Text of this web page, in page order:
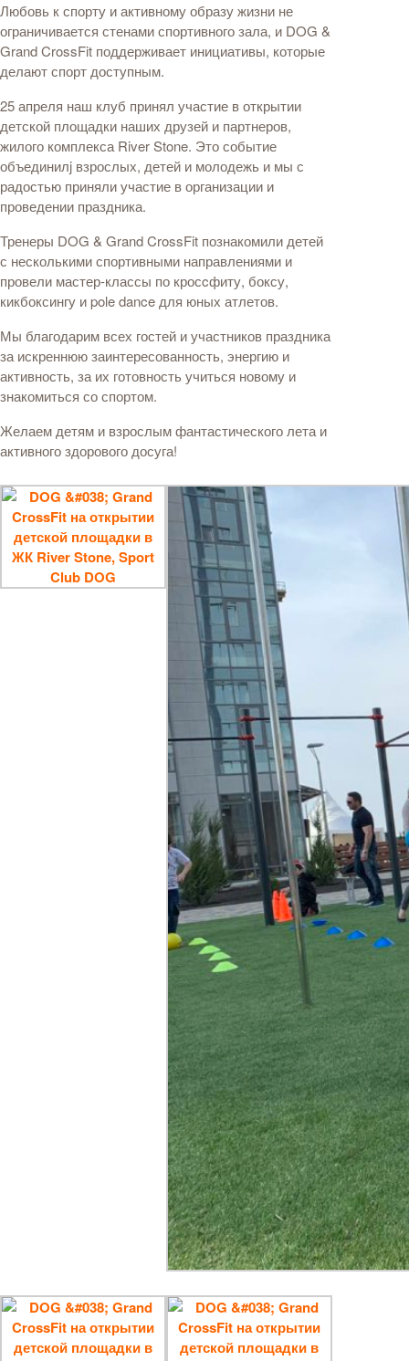
Любовь к спорту и активному образу жизни не
ограничивается стенами спортивного зала, и DOG &
Grand CrossFit поддерживает инициативы, которые
делают спорт доступным.
25 апреля наш клуб принял участие в открытии
детской площадки наших друзей и партнеров,
жилого комплекса River Stone. Это событие
объединилj взрослых, детей и молодежь и мы с
радостью приняли участие в организации и
проведении праздника.
Тренеры DOG & Grand CrossFit познакомили детей
с несколькими спортивными направлениями и
провели мастер-классы по кросcфиту, боксу,
кикбоксингу и pole dance для юных атлетов.
Мы благодарим всех гостей и участников праздника
за искреннюю заинтересованность, энергию и
активность, за их готовность учиться новому и
знакомиться со спортом.
Желаем детям и взрослым фантастического лета и
активного здорового досуга!